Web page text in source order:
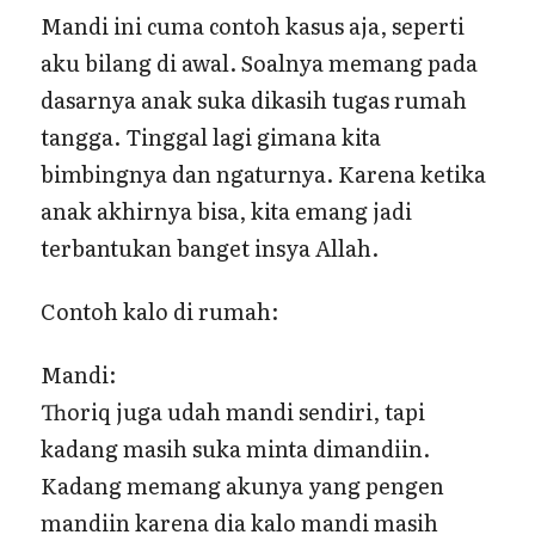
Mandi ini cuma contoh kasus aja, seperti
aku bilang di awal. Soalnya memang pada
dasarnya anak suka dikasih tugas rumah
tangga. Tinggal lagi gimana kita
bimbingnya dan ngaturnya. Karena ketika
anak akhirnya bisa, kita emang jadi
terbantukan banget insya Allah.
Contoh kalo di rumah:
Mandi:
Thoriq juga udah mandi sendiri, tapi
kadang masih suka minta dimandiin.
Kadang memang akunya yang pengen
mandiin karena dia kalo mandi masih